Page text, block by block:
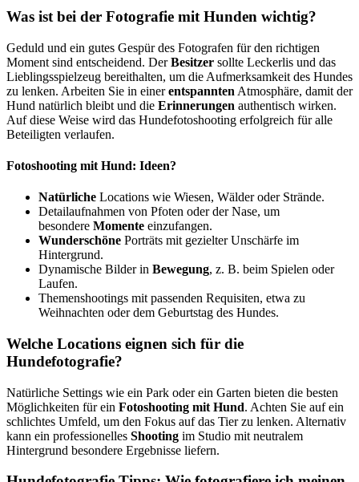
Was ist bei der Fotografie mit Hunden wichtig?
Geduld und ein gutes Gespür des Fotografen für den richtigen
Moment sind entscheidend. DerBesitzer sollte Leckerlis und das
Lieblingsspielzeug bereithalten, um die Aufmerksamkeit des Hundes
zu lenken. Arbeiten Sie in einerentspannten Atmosphäre, damit der
Hund natürlich bleibt und die Erinnerungen authentisch wirken.
Auf diese Weise wird das Hundefotoshooting erfolgreich für alle
Beteiligten verlaufen.
Fotoshooting mit Hund: Ideen?
Natürliche Locations wie Wiesen, Wälder oder Strände.
Detailaufnahmen von Pfoten oder der Nase, um
besondere Momente einzufangen.
Wunderschöne Porträts mit gezielter Unschärfe im
Hintergrund.
Dynamische Bilder in Bewegung, z. B. beim Spielen oder
Laufen.
Themenshootings mit passenden Requisiten, etwa zu
Weihnachten oder dem Geburtstag des Hundes.
Welche Locations eignen sich für die
Hundefotografie?
Natürliche Settings wie ein Park oder ein Garten bieten die besten
Möglichkeiten für ein Fotoshooting mit Hund. Achten Sie auf ein
schlichtes Umfeld, um den Fokus auf das Tier zu lenken. Alternativ
kann ein professionelles Shooting im Studio mit neutralem
Hintergrund besondere Ergebnisse liefern.